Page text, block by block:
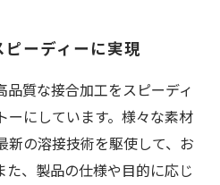
ーディーに実現
質な接合加工をスピーディ
ーにしています。様々な素材
新の溶接技術を駆使して、お
、製品の仕様や目的に応じ